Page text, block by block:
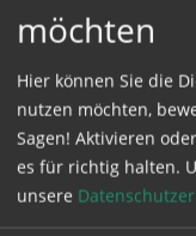
Papst
am 15. Oktober
Vorbereitung mit
Puerto
möchten
Hier können Sie die
nutzen möchten,
Sagen! Aktivieren
es für richtig halten.
unsere